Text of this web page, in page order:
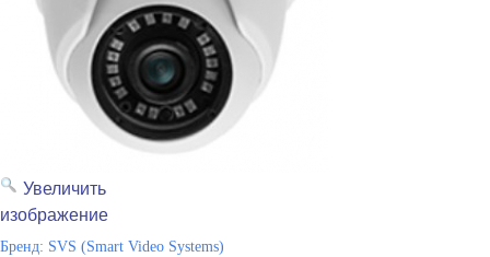
Увеличить
изображение
Бренд: SVS (Smart Video Systems)